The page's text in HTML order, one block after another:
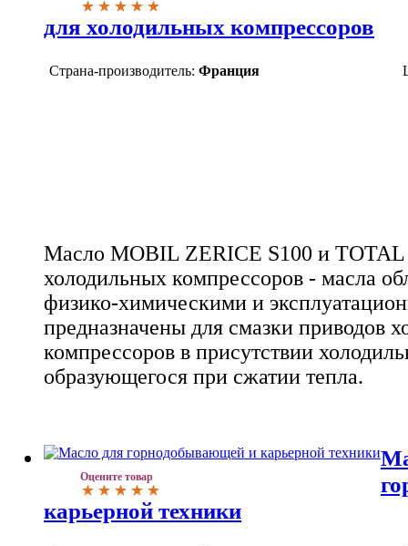
для холодильных компрессоров
Страна-производитель: Франция
Масло MOBIL ZERICE S100 и
холодильных компрессоров - масла
физико-химическими и
предназначены для смазки приводов
компрессоров в присутствии
образующегося при сжатии тепла.
Оцените товар
карьерной техники